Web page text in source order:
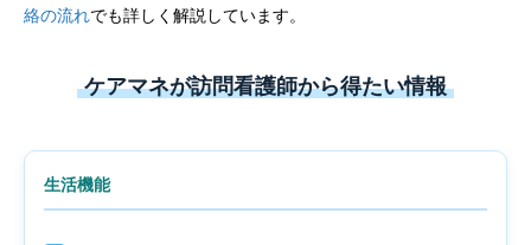
絡の流れでも詳しく解説しています。
ケアマネが訪問看護師から得たい情報
生活機能